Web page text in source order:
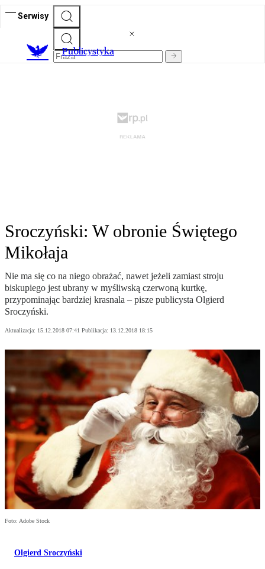
Serwisy
Publicystyka
Sroczyński: W obronie Świętego
Mikołaja
Nie ma się co na niego obrażać, nawet jeżeli zamiast stroju
biskupiego jest ubrany w myśliwską czerwoną kurtkę,
przypominając bardziej krasnala – pisze publicysta Olgierd
Sroczyński.
Aktualizacja: 15.12.2018 07:41 Publikacja: 13.12.2018 18:15
Foto: Adobe Stock
Olgierd Sroczyński